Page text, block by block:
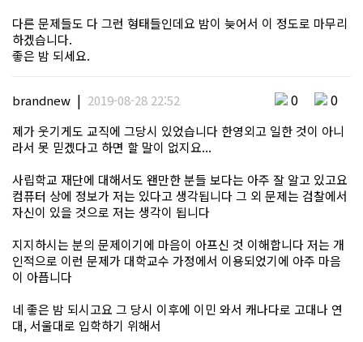
다른 문제들도 다 그런 형태들인데요 밤이 늦어서 이 정도로 마무리
하겠습니다.
좋은 밤 되세요.
brandnew | 2019-08-28 22:52 0 0
제가 웃기게도 교직에 그당시 있었습니다 한영외고 일한 것이 아니
라서 못 믿겠다고 하면 할 말이 없지요...
사립학교 재단에 대해서도 왠만한 분들 보다는 아주 잘 알고 있고요
컴퓨터 상에 정보가 저는 있다고 생각됩니다 그 외 문제는 검찰에서
자신이 있을 것으로 저는 생각이 됩니다
지지하시는 분의 문제이기에 마음이 아프신 것 이해합니다 저는 개
인적으로 이런 문제가 대학교수 가정에서 이용되었기에 아주 마음
이 아픕니다
네 좋은 밤 되시고요 그 당시 이후에 이민 와서 캐나다로 고대나 연
대, 서울대로 입학하기 위해서